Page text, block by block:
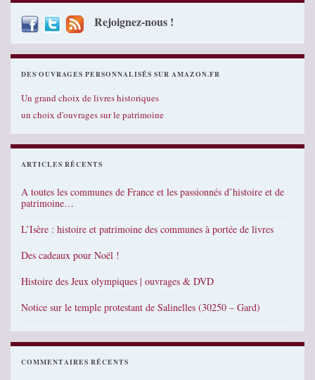
Rejoignez-nous !
DES OUVRAGES PERSONNALISÉS SUR AMAZON.FR
Un grand choix de livres historiques
un choix d'ouvrages sur le patrimoine
ARTICLES RÉCENTS
A toutes les communes de France et les passionnés d’histoire et de
patrimoine…
L’Isère : histoire et patrimoine des communes à portée de livres
Des cadeaux pour Noël !
Histoire des Jeux olympiques | ouvrages & DVD
Notice sur le temple protestant de Salinelles (30250 – Gard)
COMMENTAIRES RÉCENTS